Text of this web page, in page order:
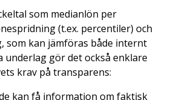
som medianlön per
(t.ex. percentiler) och
som kan jämföras både internt
underlag gör det också enklare
krav på transparens:
kan få information om faktisk